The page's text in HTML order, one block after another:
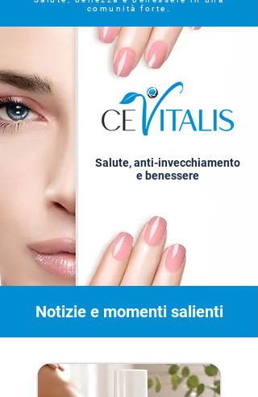
comunità forte.
Salute, anti-invecchiamento
e benessere
Notizie e momenti salienti